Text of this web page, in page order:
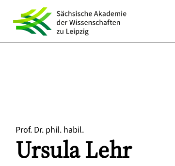
Prof. Dr. phil. habil.
UrsulaLehr